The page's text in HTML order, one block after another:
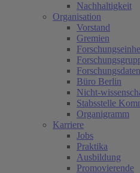
Nachhaltigkeit
Organisation
Vorstand
Gremien
Büro Berlin
Nicht-
Stabsstelle
Organigramm
Karriere
Jobs
Praktika
Ausbildung
Promovierende